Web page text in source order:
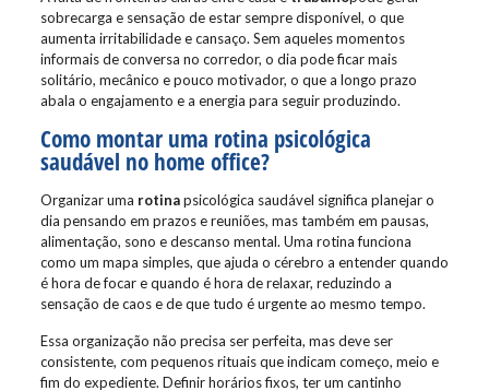
sobrecarga e sensação de estar sempre disponível, o que
aumenta irritabilidade e cansaço. Sem aqueles momentos
informais de conversa no corredor, o dia pode ficar mais
solitário, mecânico e pouco motivador, o que a longo prazo
abala o engajamento e a energia para seguir produzindo.
Como montar uma rotina psicológica
saudável no home office?
Organizar uma rotinapsicológica saudável significa planejar o
dia pensando em prazos e reuniões, mas também em pausas,
alimentação, sono e descanso mental. Uma rotina funciona
como um mapa simples, que ajuda o cérebro a entender quando
é hora de focar e quando é hora de relaxar, reduzindo a
sensação de caos e de que tudo é urgente ao mesmo tempo.
Essa organização não precisa ser perfeita, mas deve ser
consistente, com pequenos rituais que indicam começo, meio e
fim do expediente. Definir horários fixos, ter um cantinho